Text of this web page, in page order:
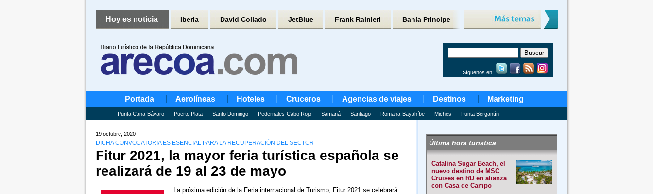
Hoy es noticia Iberia David Collado JetBlue Frank Rainieri Bahía Principe
Síguenos en:
Portada Aerolíneas Hoteles Cruceros Agencias de viajes Destinos Marketing
Punta Cana-Bávaro Puerto Plata Santo Domingo Pedernales-Cabo Rojo Samaná Santiago Romana-Bayahíbe Miches Punta Bergantín
19 octubre, 2020
DICHA CONVOCATORIA ES ESENCIAL PARA LA RECUPERACIÓN DEL SECTOR
Fitur 2021, la mayor feria turística española se
realizará de 19 al 23 de mayo
La próxima edición de la Feria internacional de Turismo, Fitur 2021 se celebrará
Última hora turística
Catalina Sugar Beach, el
nuevo destino de MSC
Cruises en RD en alianza
con Casa de Campo